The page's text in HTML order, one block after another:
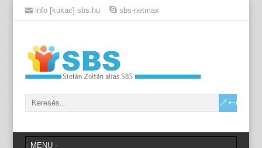
info [kukac] sbs.hu sbs-netmax